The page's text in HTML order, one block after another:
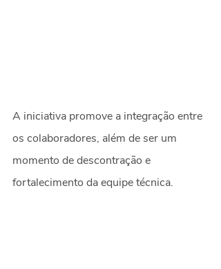
A iniciativa promove a integração entre
os colaboradores, além de ser um
momento de descontração e
fortalecimento da equipe técnica.